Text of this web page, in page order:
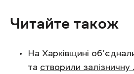
Читайте також
На Харківщині
та створили залізничну